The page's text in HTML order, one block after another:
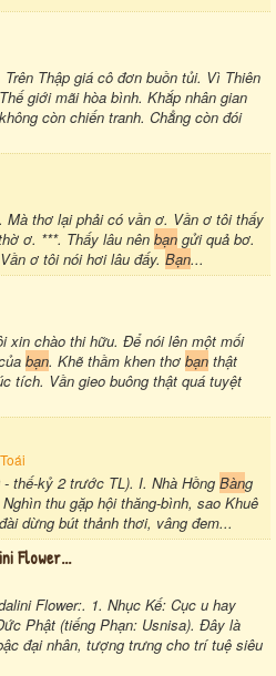
Thập giá cô đơn buồn tủi. Vì Thiên
giới mãi hòa bình. Khắp nhân gian
còn chiến tranh. Chẳng còn đói
Mà thơ lại phải có vần ơ. Vần ơ tôi thấy
ơ. ***. Thấy lâu nên bạn gửi quả bơ.
ơ tôi nói hơi lâu đấy. Bạn...
xin chào thi hữu. Để nói lên một mối
bạn. Khẽ thầm khen thơ bạn thật
tích. Vần gieo buông thật quá tuyệt
thế-kỷ 2 trước TL). I. Nhà Hồng Bàng
thu gặp hội thăng-bình, sao Khuê
dừng bút thảnh thơi, vâng đem...
Flower...
Flower:. 1. Nhục Kế: Cục u hay
Phật (tiếng Phạn: Usnisa). Đây là
đại nhân, tượng trưng cho trí tuệ siêu